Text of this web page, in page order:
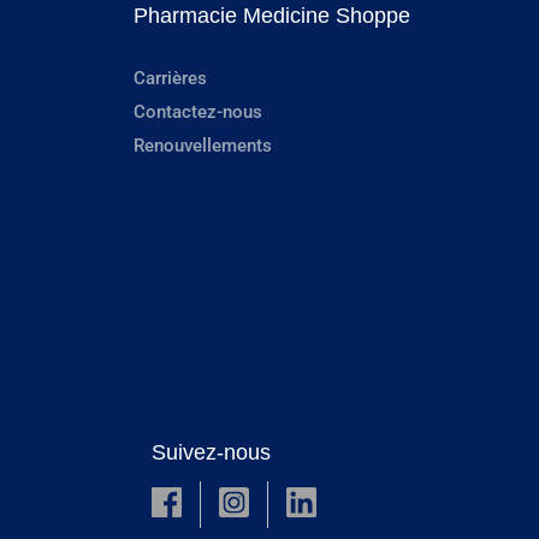
Pharmacie Medicine Shoppe
Carrières
Contactez-nous
Renouvellements
Suivez-nous